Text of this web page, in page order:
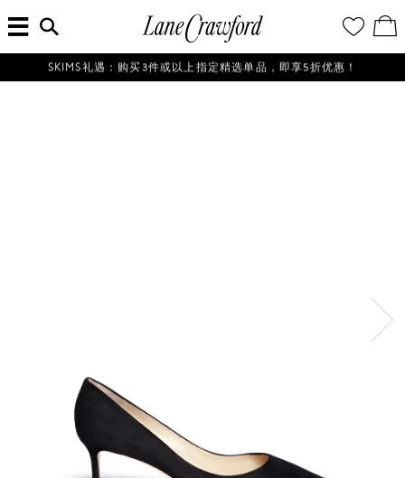
佛
探
的
愿
望
单
看
／
修
购
单
入
搜
索
信
息...
SKIMS礼遇：购买3件或以上指定精选单品，即享5折优惠！